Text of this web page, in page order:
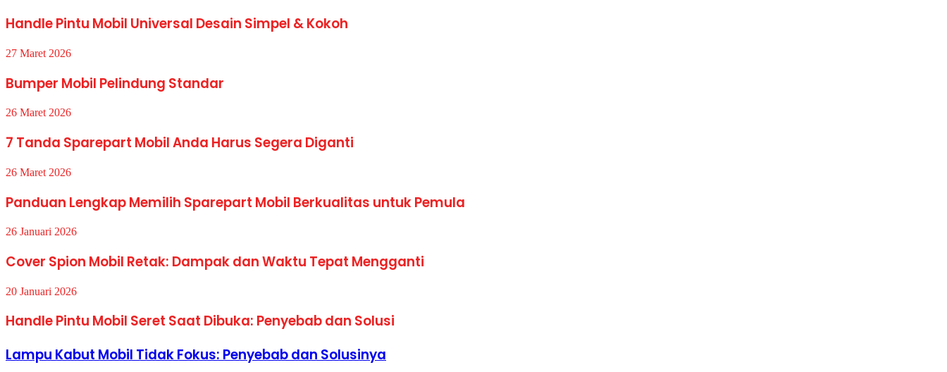
Handle Pintu Mobil Universal Desain Simpel & Kokoh
27 Maret 2026
Bumper Mobil Pelindung Standar
26 Maret 2026
7 Tanda Sparepart Mobil Anda Harus Segera Diganti
26 Maret 2026
Panduan Lengkap Memilih Sparepart Mobil Berkualitas untuk Pemula
26 Januari 2026
Cover Spion Mobil Retak: Dampak dan Waktu Tepat Mengganti
20 Januari 2026
Handle Pintu Mobil Seret Saat Dibuka: Penyebab dan Solusi
Lampu Kabut Mobil Tidak Fokus: Penyebab dan Solusinya